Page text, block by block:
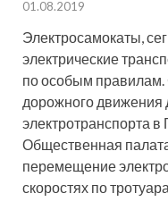
01.08.2019
Электросамокаты,
электрические
по особым правилам.
дорожного движения
электротранспорта
Общественная
перемещение
скоростях по